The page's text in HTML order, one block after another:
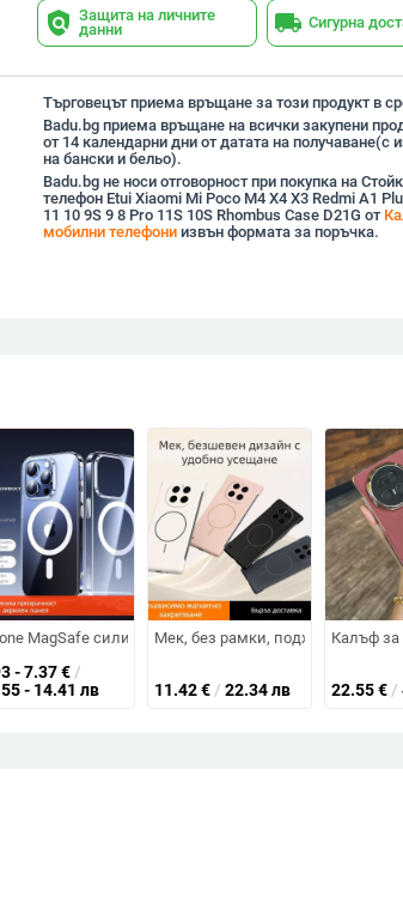
policy Защита на личните
данни
local_shipping Сигурна
Търговецът приема връщане за този продукт в
Badu.bg приема връщане на всички закупени
от 14 календарни дни от датата на получаване(с
на бански и бельо).
Badu.bg не носи отговорност при покупка на
телефон Etui Xiaomi Mi Poco M4 X4 X3 Redmi A1
11 10 9S 9 8 Pro 11S 10S Rhombus Case D21G от
мобилни телефониизвън формата за поръчка.
ръчна изработка, Черен
матов финиш, оранжев, с бутони, защита срещу
сгъваем портфейл и стойка за iPhone
MagSafe силиконов калъф, релефен дизайн,
- 7.37€ /
- 14.41 лв
Мек, без рамки, подходящ за
11.42€ / 22.34 лв
Калъф за
22.55€ /